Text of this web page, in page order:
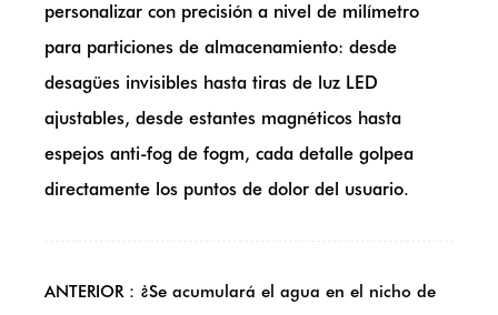
personalizar con precisión a nivel de milímetro
para particiones de almacenamiento: desde
desagües invisibles hasta tiras de luz LED
ajustables, desde estantes magnéticos hasta
espejos anti-fog de fogm, cada detalle golpea
directamente los puntos de dolor del usuario.
ANTERIOR：¿Se acumulará el agua en el nicho de